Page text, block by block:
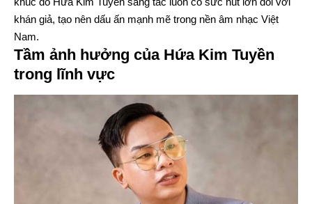
khán giả, tạo nên dấu ấn mạnh mẽ trong nền âm nhạc Việt
Nam.
Tầm ảnh hưởng của Hứa Kim Tuyền
trong lĩnh vực